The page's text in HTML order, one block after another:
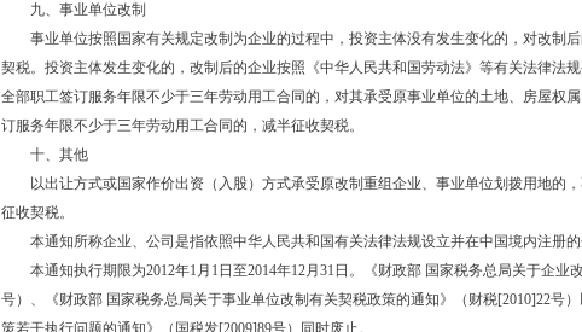
九、事业单位改制
事业单位按照国家有关规定改制为企业的过程中，投资主体没有发生变化的，对改制
契税。投资主体发生变化的，改制后的企业按照《中华人民共和国劳动法》等有关法律法
全部职工签订服务年限不少于三年劳动用工合同的，对其承受原事业单位的土地、房屋权
订服务年限不少于三年劳动用工合同的，减半征收契税。
十、其他
以出让方式或国家作价出资（入股）方式承受原改制重组企业、事业单位划拨用地的
征收契税。
本通知所称企业、公司是指依照中华人民共和国有关法律法规设立并在中国境内注册的
本通知执行期限为2012年1月1日至2014年12月31日。《财政部 国家税务总局关于企业
号）、《财政部 国家税务总局关于事业单位改制有关契税政策的通知》（财税[2010]22号
策若干执行问题的通知》（国税发[2009]89号）同时废止。